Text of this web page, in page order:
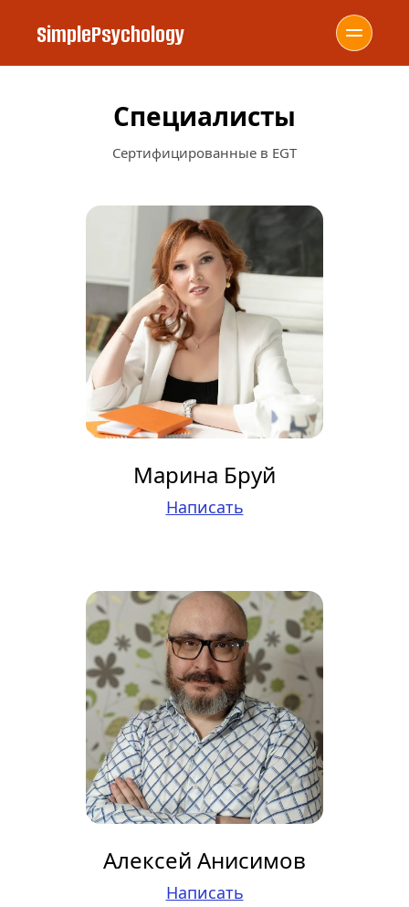
SimplePsychology
Специалисты
Сертифицированные в EGT
Марина Бруй
Написать
Алексей Анисимов
Написать